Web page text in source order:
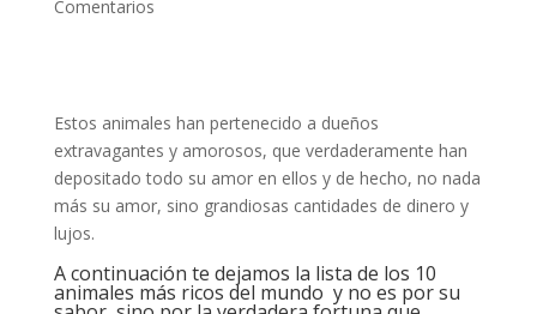
Comentarios
Estos animales han pertenecido a dueños
extravagantes y amorosos, que verdaderamente han
depositado todo su amor en ellos y de hecho, no nada
más su amor, sino grandiosas cantidades de dinero y
lujos.
A continuación te dejamos la lista de los 10
animales más ricos del mundo y no es por su